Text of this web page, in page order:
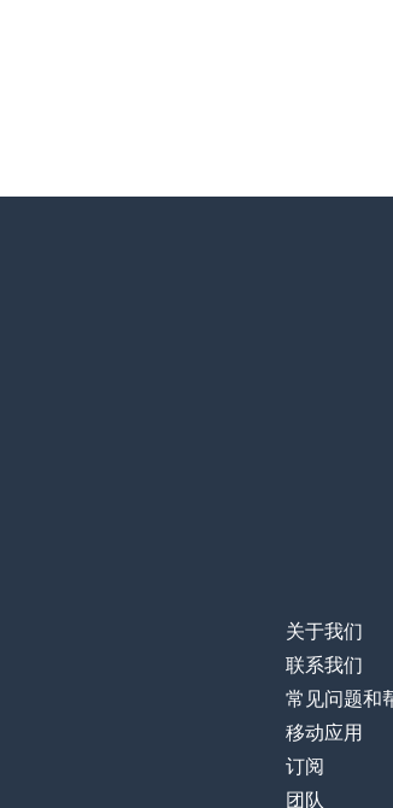
关于我们
联系我们
常见问题和
移动应用
订阅
团队